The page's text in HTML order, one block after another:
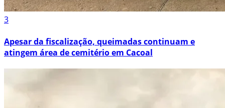
3
Apesar da fiscalização, queimadas continuam e
atingem área de cemitério em Cacoal